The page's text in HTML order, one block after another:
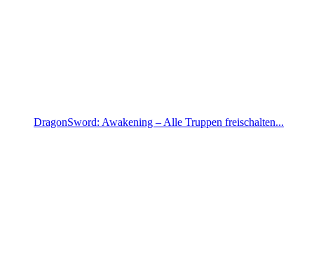
DragonSword: Awakening – Alle Truppen freischalten...